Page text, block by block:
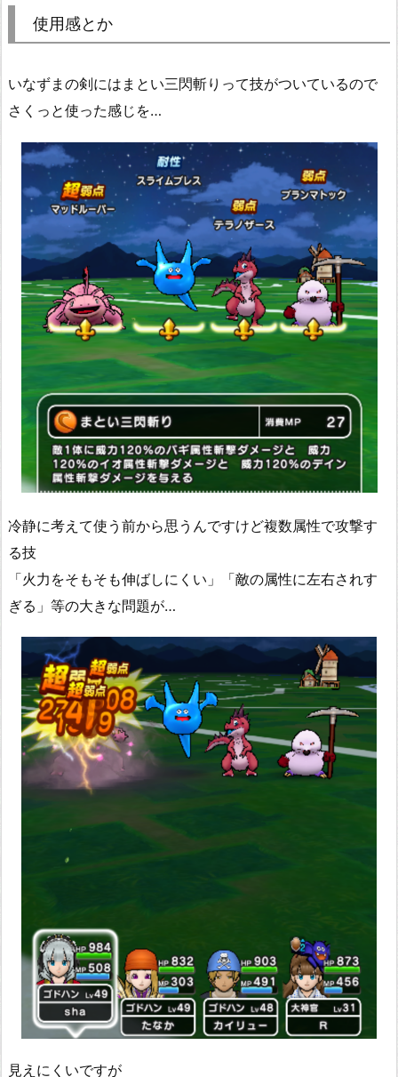
使用感とか
いなずまの剣にはまとい三閃斬りって技がついているので
さくっと使った感じを…
冷静に考えて使う前から思うんですけど複数属性で攻撃す
る技
「火力をそもそも伸ばしにくい」「敵の属性に左右されす
ぎる」等の大きな問題が…
見えにくいですが